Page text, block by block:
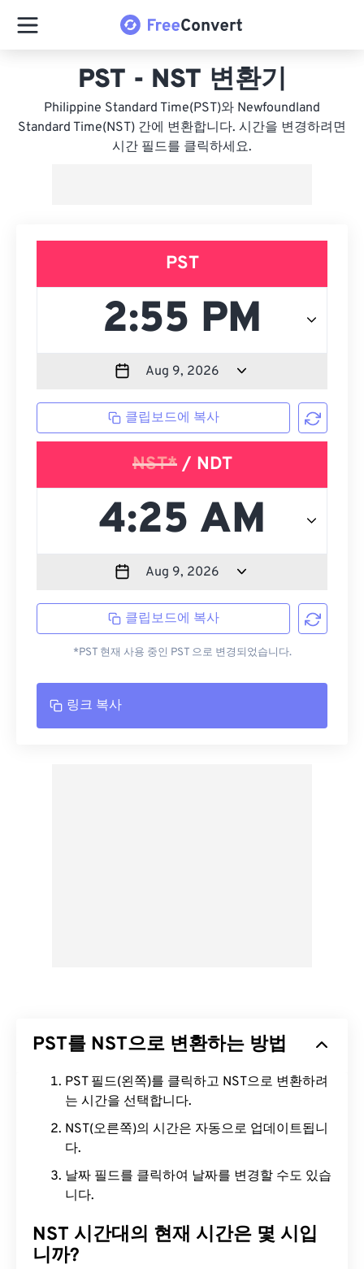
PST - NST 변환기
Philippine Standard Time(PST)와 Newfoundland
Standard Time(NST) 간에 변환합니다. 시간을 변경하려면
시간 필드를 클릭하세요.
PST
클립보드에 복사
NST*/ NDT
클립보드에 복사
*PST 현재 사용 중인 PST 으로 변경되었습니다.
링크 복사
PST를 NST으로 변환하는 방법
PST 필드(왼쪽)를 클릭하고 NST으로 변환하려
는 시간을 선택합니다.
NST(오른쪽)의 시간은 자동으로 업데이트됩니
다.
날짜 필드를 클릭하여 날짜를 변경할 수도 있습
니다.
NST 시간대의 현재 시간은 몇 시입
니까?